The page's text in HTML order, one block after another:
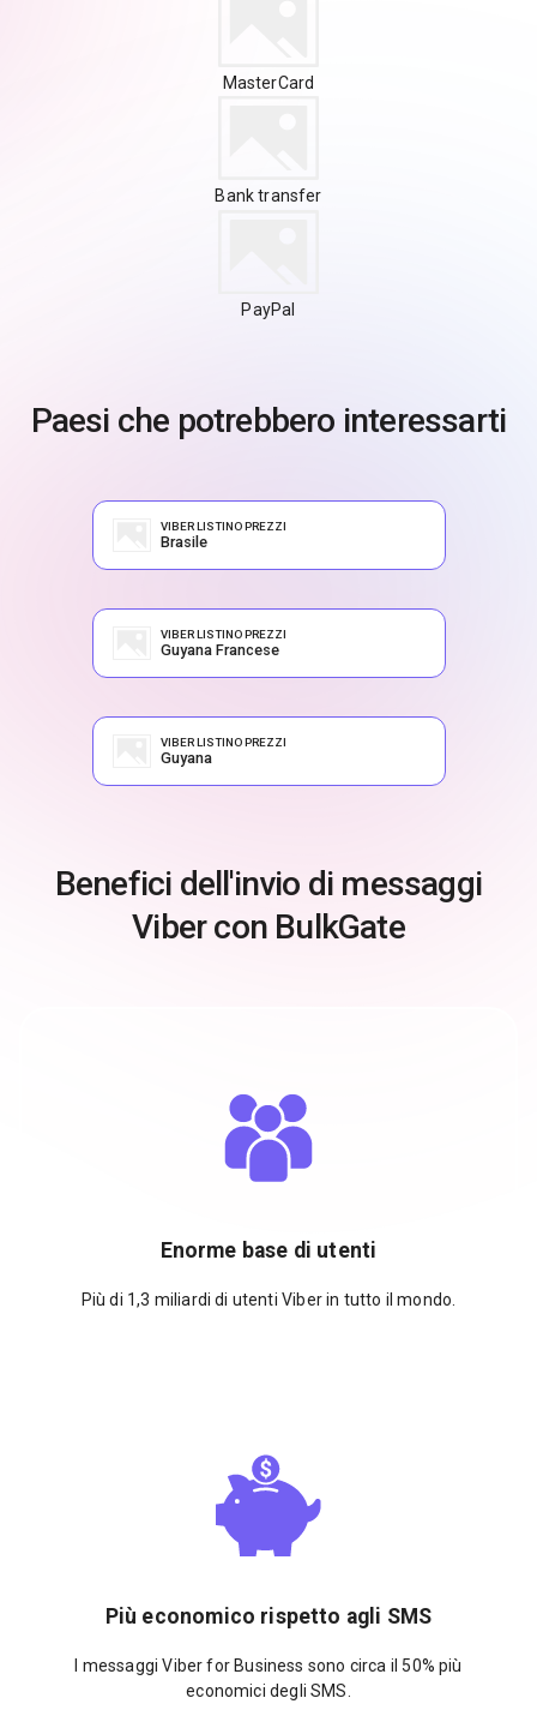
MasterCard
Bank transfer
PayPal
Paesi che potrebbero interessarti
VIBER LISTINO PREZZI
Brasile
VIBER LISTINO PREZZI
Guyana Francese
VIBER LISTINO PREZZI
Guyana
Benefici dell'invio di messaggi
Viber con BulkGate
Enorme base di utenti
Più di 1,3 miliardi di utenti Viber in tutto il mondo.
Più economico rispetto agli SMS
I messaggi Viber for Business sono circa il 50% più
economici degli SMS.